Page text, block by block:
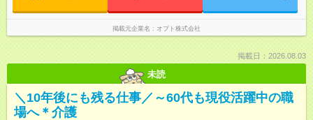
掲載元企業名 オプト株式会社
掲載日：2026.08.03
未読
＼10年後にも残る仕事／～60代も現役活躍中の職
場へ＊介護